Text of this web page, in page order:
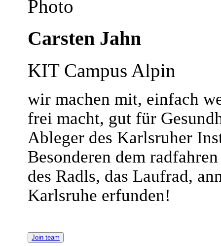
Carsten Jahn
KIT Campus Alpin
wir machen mit, einfach
frei macht, gut für
Ableger des Karlsruher
Besonderen dem
des Radls, das Laufrad,
Karlsruhe erfunden!
Join team